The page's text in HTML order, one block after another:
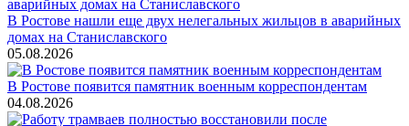
В Ростове нашли еще двух нелегальных жильцов в аварийных
домах на Станиславского
05.08.2026
В Ростове появится памятник военным корреспондентам
04.08.2026